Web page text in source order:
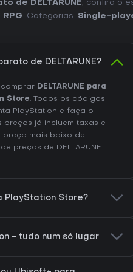
de DELTARUNE, confira o
RPG. Categorias: Single-
de DELTARUNE?
DELTARUNE para
Store. Todos os códigos
PlayStation e faça o
preços já incluem taxas e
mais baixo de
preços de DELTARUNE
PlayStation Store?
- tudo num só lugar